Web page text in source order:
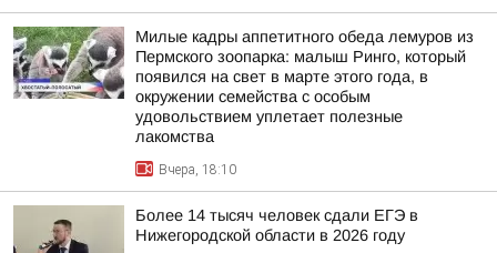
Милые кадры аппетитного обеда лемуров из
Пермского зоопарка: малыш Ринго, который
появился на свет в марте этого года, в
окружении семейства с особым
удовольствием уплетает полезные
лакомства
Вчера, 18:10
Более 14 тысяч человек сдали ЕГЭ в
Нижегородской области в 2026 году